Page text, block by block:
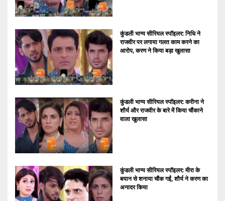
कुंडली भाग्य सीरियल स्पॉइलर: निधि ने
राजवीर पर लगाया गलत काम करने का
आरोप, करण ने किया बड़ा खुलासा
कुंडली भाग्य सीरियल स्पॉइलर: करीना ने
शौर्य और राजवीर के बारे में किया चौंकाने
वाला खुलासा
कुंडली भाग्य सीरियल स्पॉइलर: मीरा के
बयान से शनाया चौंक गईं, शौर्य ने करण का
अनादर किया